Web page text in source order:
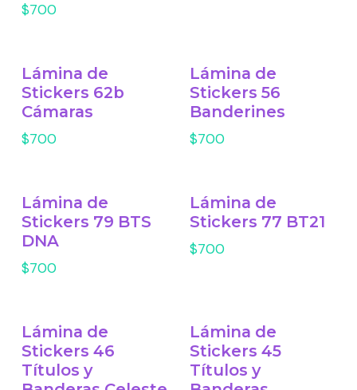
$700
Lámina de
Stickers 62b
Cámaras
$700
Lámina de
Stickers 56
Banderines
$700
Lámina de
Stickers 79 BTS
DNA
$700
Lámina de
Stickers 77 BT21
$700
Lámina de
Stickers 46
Títulos y
Lámina de
Stickers 45
Títulos y